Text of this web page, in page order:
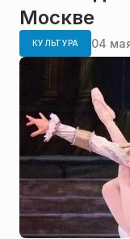
Москве
КУЛЬТУРА 04